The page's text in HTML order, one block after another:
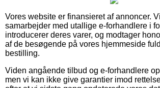
Vores website er finansieret af annoncer.
samarbejder med utallige e-forhandlere i
introducerer deres varer, og modtager
af de besøgende på vores hjemmeside
bestilling.
Viden angående tilbud og e-forhandlere
men vi kan ikke give garantier imod